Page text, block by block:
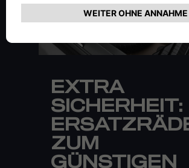
EXTRA
SICHERHEIT:
ZUM
GÜNSTIGEN